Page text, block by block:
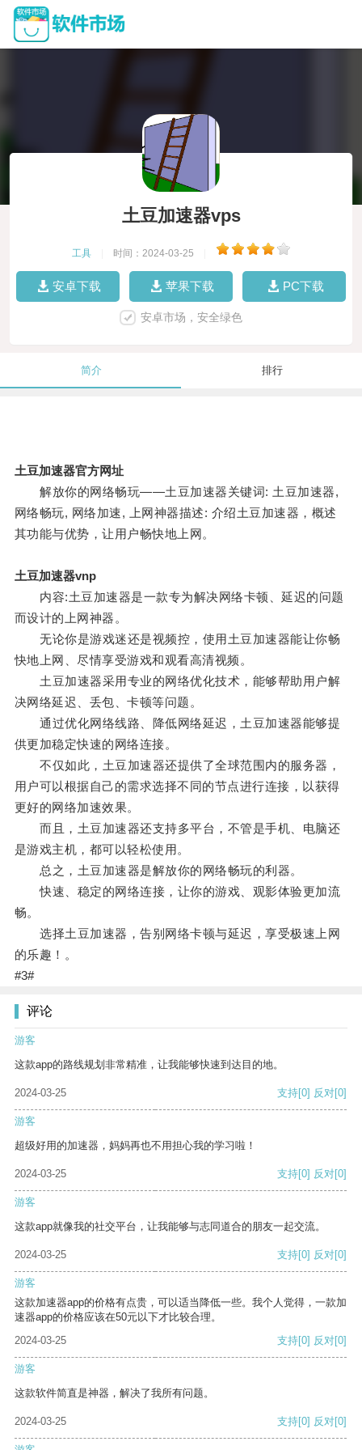
土豆加速器vps
工具 时间：2024-03-25
安卓下载 苹果下载 PC下载
安卓市场，安全绿色
简介 排行
土豆加速器官方网址
解放你的网络畅玩——土豆加速器关键词: 土豆加速器,
网络畅玩, 网络加速, 上网神器描述: 介绍土豆加速器，概述
其功能与优势，让用户畅快地上网。
土豆加速器vnp
内容:土豆加速器是一款专为解决网络卡顿、延迟的问题
而设计的上网神器。
无论你是游戏迷还是视频控，使用土豆加速器能让你畅
快地上网、尽情享受游戏和观看高清视频。
土豆加速器采用专业的网络优化技术，能够帮助用户解
决网络延迟、丢包、卡顿等问题。
通过优化网络线路、降低网络延迟，土豆加速器能够提
供更加稳定快速的网络连接。
不仅如此，土豆加速器还提供了全球范围内的服务器，
用户可以根据自己的需求选择不同的节点进行连接，以获得
更好的网络加速效果。
而且，土豆加速器还支持多平台，不管是手机、电脑还
是游戏主机，都可以轻松使用。
总之，土豆加速器是解放你的网络畅玩的利器。
快速、稳定的网络连接，让你的游戏、观影体验更加流
畅。
选择土豆加速器，告别网络卡顿与延迟，享受极速上网
的乐趣！。
#3#
评论
游客
这款app的路线规划非常精准，让我能够快速到达目的地。
2024-03-25 支持[0] 反对[0]
游客
超级好用的加速器，妈妈再也不用担心我的学习啦！
2024-03-25 支持[0] 反对[0]
游客
这款app就像我的社交平台，让我能够与志同道合的朋友一起交流。
2024-03-25 支持[0] 反对[0]
游客
这款加速器app的价格有点贵，可以适当降低一些。我个人觉得，一款加
速器app的价格应该在50元以下才比较合理。
2024-03-25
支持[0] 反对[0]
游客
这款软件简直是神器，解决了我所有问题。
2024-03-25 支持[0] 反对[0]